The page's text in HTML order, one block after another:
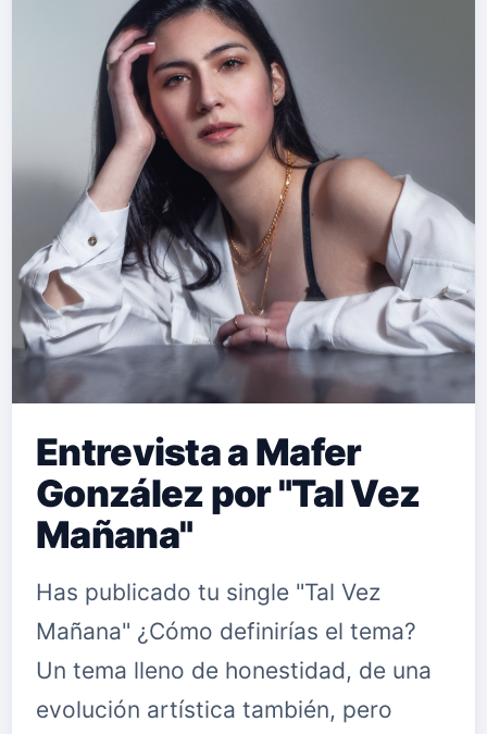
Entrevista a Mafer
González por "Tal Vez
Mañana"
Has publicado tu single "Tal Vez
Mañana" ¿Cómo definirías el tema?
Un tema lleno de honestidad, de una
evolución artística también, pero